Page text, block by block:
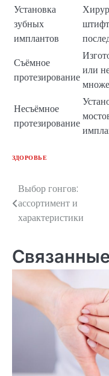
Установка
зубных
имплантов
Съёмное
протезирование
или
Несъёмное
протезирование
ЗДОРОВЬЕ
Навигация
по
Выбор гонгов:
ассортимент и
характеристики